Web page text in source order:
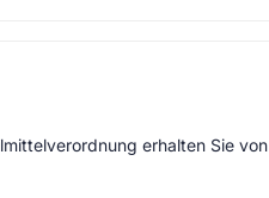
erhalten Sie von